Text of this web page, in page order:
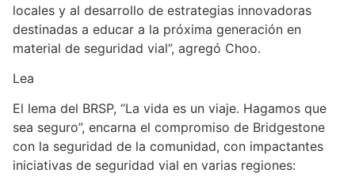
locales y al desarrollo de estrategias innovadoras
destinadas a educar a la próxima generación en
material de seguridad vial”, agregó Choo.
Lea
El lema del BRSP, “La vida es un viaje. Hagamos que
sea seguro”, encarna el compromiso de Bridgestone
con la seguridad de la comunidad, con impactantes
iniciativas de seguridad vial en varias regiones: